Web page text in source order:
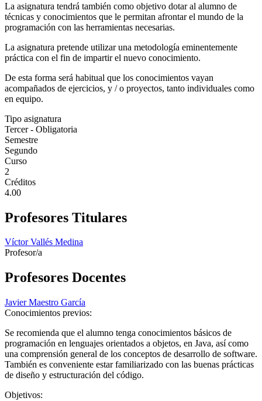
La asignatura tendrá también como objetivo dotar al alumno de
técnicas y conocimientos que le permitan afrontar el mundo de la
programación con las herramientas necesarias.
La asignatura pretende utilizar una metodología eminentemente
práctica con el fin de impartir el nuevo conocimiento.
De esta forma será habitual que los conocimientos vayan
acompañados de ejercicios, y / o proyectos, tanto individuales como
en equipo.
Tipo asignatura
Tercer - Obligatoria
Semestre
Segundo
Curso
2
Créditos
4.00
Profesores Titulares
Víctor Vallés Medina
Profesor/a
Profesores Docentes
Javier Maestro García
Conocimientos previos:
Se recomienda que el alumno tenga conocimientos básicos de
programación en lenguajes orientados a objetos, en Java, así como
una comprensión general de los conceptos de desarrollo de software.
También es conveniente estar familiarizado con las buenas prácticas
de diseño y estructuración del código.
Objetivos: